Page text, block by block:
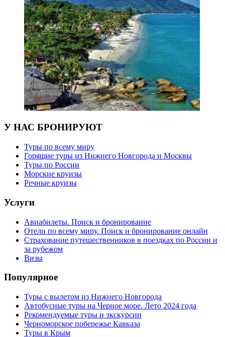
У НАС БРОНИРУЮТ
Туры по всему миру
Горящие туры из Нижнего Новгорода и Москвы
Туры по России
Морские круизы
Речные круизы
Услуги
Авиабилеты. Поиск и бронирование
Отели по всему миру. Поиск и бронирование онлайн
Страхование путешественников в поездках по России и
за рубежом
Визы
Популярное
Туры с вылетом из Нижнего Новгорода
Автобусные туры на Черное море. Лето 2024 года
Рекомендуемые туры и экскурсии
Черноморское побережье Кавказа
Туры в Крым